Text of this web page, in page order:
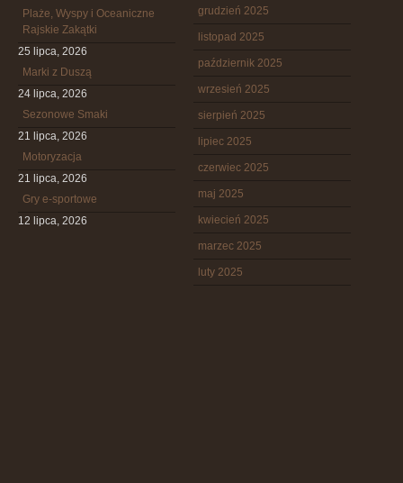
Plaże, Wyspy i Oceaniczne
Rajskie Zakątki
25 lipca, 2026
Marki z Duszą
24 lipca, 2026
Sezonowe Smaki
21 lipca, 2026
Motoryzacja
21 lipca, 2026
Gry e-sportowe
12 lipca, 2026
grudzień 2025
listopad 2025
październik 2025
wrzesień 2025
sierpień 2025
lipiec 2025
czerwiec 2025
maj 2025
kwiecień 2025
marzec 2025
luty 2025